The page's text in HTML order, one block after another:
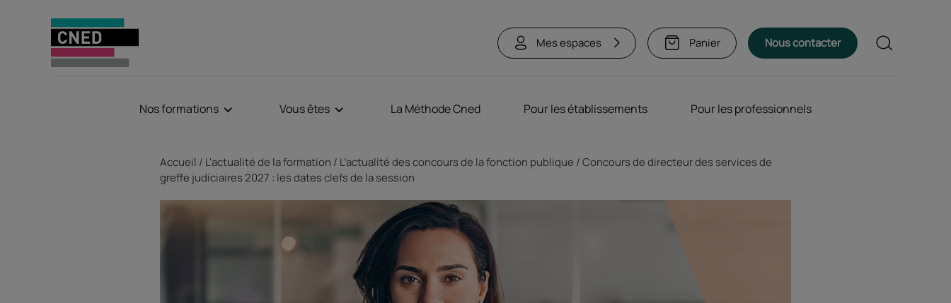
Mes espaces Panier Nous contacter Rechercher
Nos formations Vous êtes La Méthode Cned Pour les établissements Pour les professionnels
Accueil L'actualité de la formation L’actualité des concours de la fonction publique
Concours de directeur des services de
greffe judiciaires 2027 : les dates clefs de la session